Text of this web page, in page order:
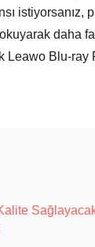
istiyorsanız,
daha
Leawo Blu-